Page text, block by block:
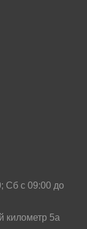
Сб с 09:00 до
километр 5а